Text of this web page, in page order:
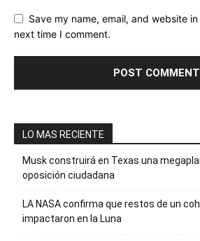
Save my name, email, and website
next time I comment.
LO MAS RECIENTE
Musk construirá en Texas una
oposición ciudadana
LA NASA confirma que restos de un
impactaron en la Luna